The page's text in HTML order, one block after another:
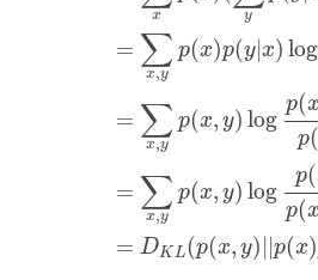
x y
= ∑
x,y
p(x)p(y|x) log
= ∑
x,y
p(x, y) log
p(
p(
= ∑
x,y
p(x, y) log
p(
p(
= DK L(p(x, y)||p(x)